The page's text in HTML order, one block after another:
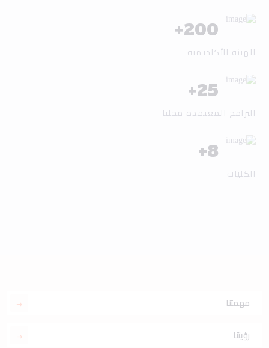
200
+
الهيئة الأكاديمية
25
+
البرامج المعتمدة محليا
8
+
الكليات
مهمتنا
رؤيتنا